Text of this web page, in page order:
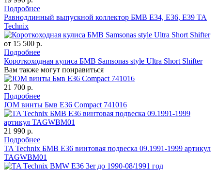
Подробнее
Равнодлинный выпускной коллектор БМВ E34, E36, E39 TA
Technix
от 15 500 р.
Подробнее
Короткоходная кулиса БМВ Samsonas style Ultra Short Shifter
Вам также могут понравиться
21 700 р.
Подробнее
JOM винты Бмв E36 Compact 741016
21 990 р.
Подробнее
TA Technix БМВ E36 винтовая подвеска 09.1991-1999 артикул
TAGWBM01